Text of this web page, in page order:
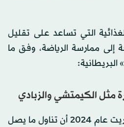
التي تساعد على تقليل
إلى ممارسة الرياضة، وفق ما
مثل الكيمتشي والزبادي
أظهرت دراسة حديثة أُجريت عام 2024 أن تناول ما يصل